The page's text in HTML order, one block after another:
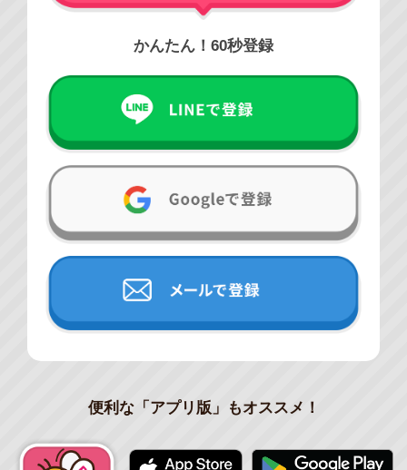
かんたん！60秒登録
便利な「アプリ版」もオススメ！